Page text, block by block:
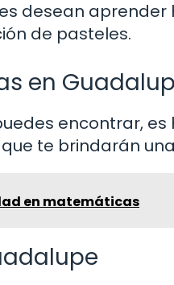
desean
de pasteles.
en
encontrar, es
te brindarán
en matemáticas